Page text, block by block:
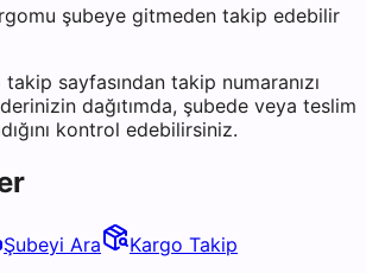
şubeye gitmeden takip edebilir
sayfasından takip numaranızı
dağıtımda, şubede veya teslim
kontrol edebilirsiniz.
Şubeyi Ara
Kargo Takip